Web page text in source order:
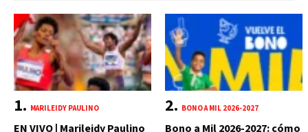
MARILEIDY PAULINO
EN VIVO | Marileidy Paulino
BONO A MIL 2026-2027
Bono a Mil 2026-2027: cómo